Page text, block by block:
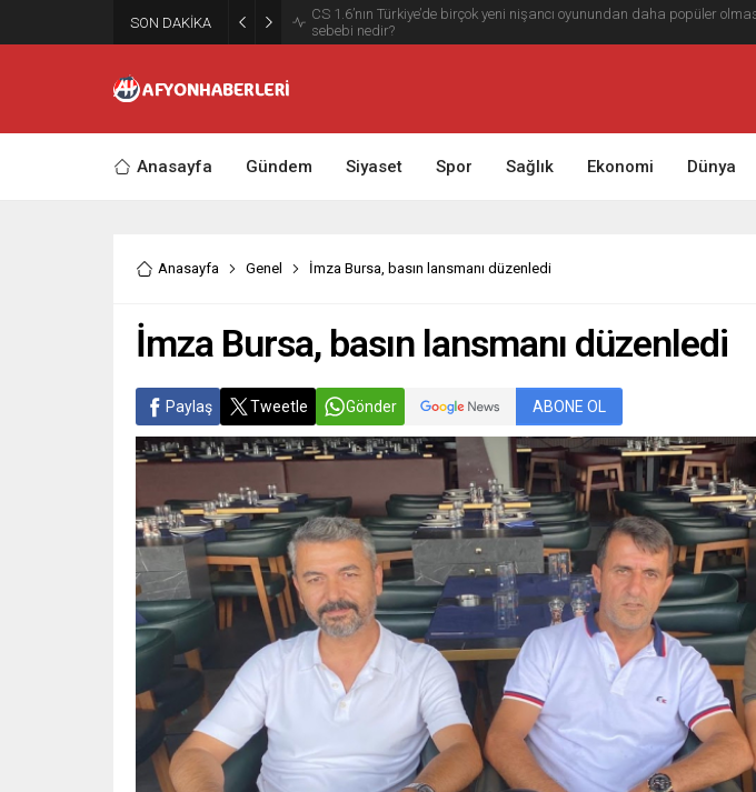
SON DAKİKA Antalya Transfer Seçenekleri ile Yolculuğunuzu Daha Planlı Hale Getirin
Anasayfa Gündem Siyaset Spor Sağlık Ekonomi Dünya
Anasayfa Genel İmza Bursa, basın lansmanı düzenledi
İmza Bursa, basın lansmanı düzenledi
Paylaş Tweetle Gönder ABONE OL